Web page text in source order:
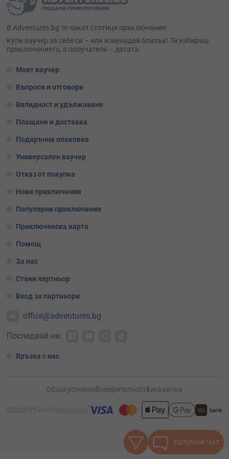
В Adventures.bg те чакат стотици приключения!
Kупи ваучер за себе си – или изненадай близък! Ти избираш
приключението, а получателя – датата.
Моят ваучер
Въпроси и отговори
Валидност и удължаване
Плащане и доставка
Подаръчна опаковка
Универсален ваучер
Отказ от покупка
Нови приключения
Популярни приключения
Приключенска карта
Помощ
За нас
Стани партньор
Вход за партньори
office@adventures.bg
Последвай ни:
Връзка с нас
Общи условияПоверителностБисквитки
започни чат